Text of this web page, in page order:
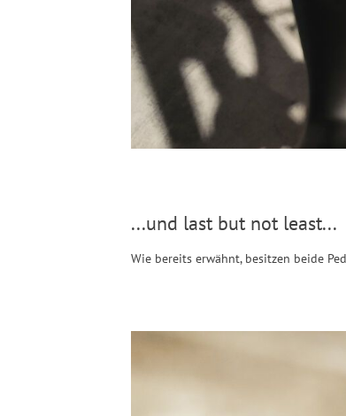
...und last but not least...
Wie bereits erwähnt, besitzen beide